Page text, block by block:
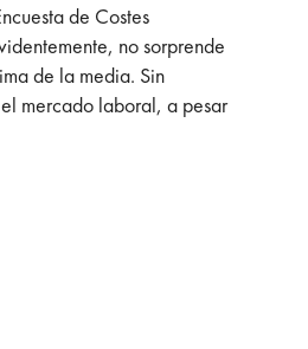
de Costes
no sorprende
de la media. Sin
mercado laboral, a pesar